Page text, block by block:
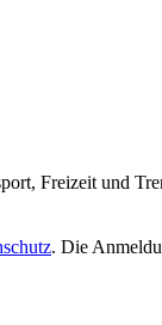
Freizeit und
. Die